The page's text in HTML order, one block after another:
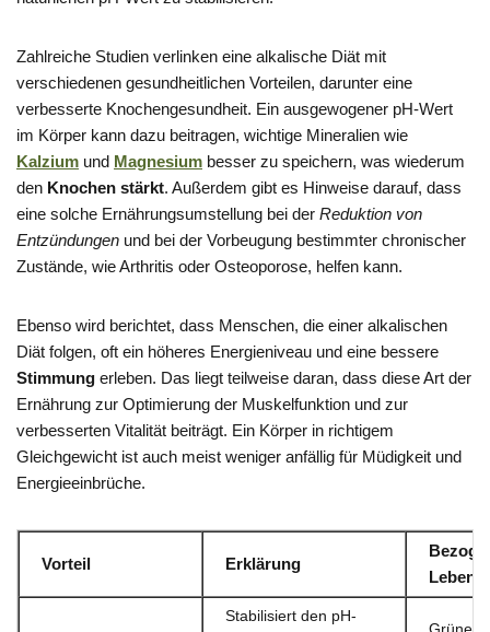
Zahlreiche Studien verlinken eine alkalische Diät mit
verschiedenen gesundheitlichen Vorteilen, darunter eine
verbesserte Knochengesundheit. Ein ausgewogener pH-Wert
im Körper kann dazu beitragen, wichtige Mineralien wie
Kalzium und Magnesium besser zu speichern, was wiederum
den Knochen stärkt. Außerdem gibt es Hinweise darauf, dass
eine solche Ernährungsumstellung bei der Reduktion von
Entzündungen und bei der Vorbeugung bestimmter chronischer
Zustände, wie Arthritis oder Osteoporose, helfen kann.
Ebenso wird berichtet, dass Menschen, die einer alkalischen
Diät folgen, oft ein höheres Energieniveau und eine bessere
Stimmung erleben. Das liegt teilweise daran, dass diese Art der
Ernährung zur Optimierung der Muskelfunktion und zur
verbesserten Vitalität beiträgt. Ein Körper in richtigem
Gleichgewicht ist auch meist weniger anfällig für Müdigkeit und
Energieeinbrüche.
Vorteil Erklärung
Stabilisiert den pH-